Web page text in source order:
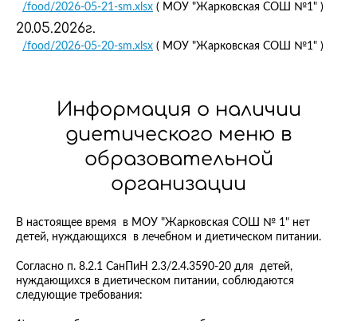
/food/2026-05-21-sm.xlsx ( МОУ "Жарковская СОШ №1" )
20.05.2026г.
/food/2026-05-20-sm.xlsx ( МОУ "Жарковская СОШ №1" )
Информация о наличии
диетического меню в
образовательной
организации
В настоящее время в МОУ "Жарковская СОШ № 1" нет
детей, нуждающихся в лечебном и диетическом питании.
Согласно п. 8.2.1 СанПиН 2.3/2.4.3590-20 для детей,
нуждающихся в диетическом питании, соблюдаются
следующие требования: